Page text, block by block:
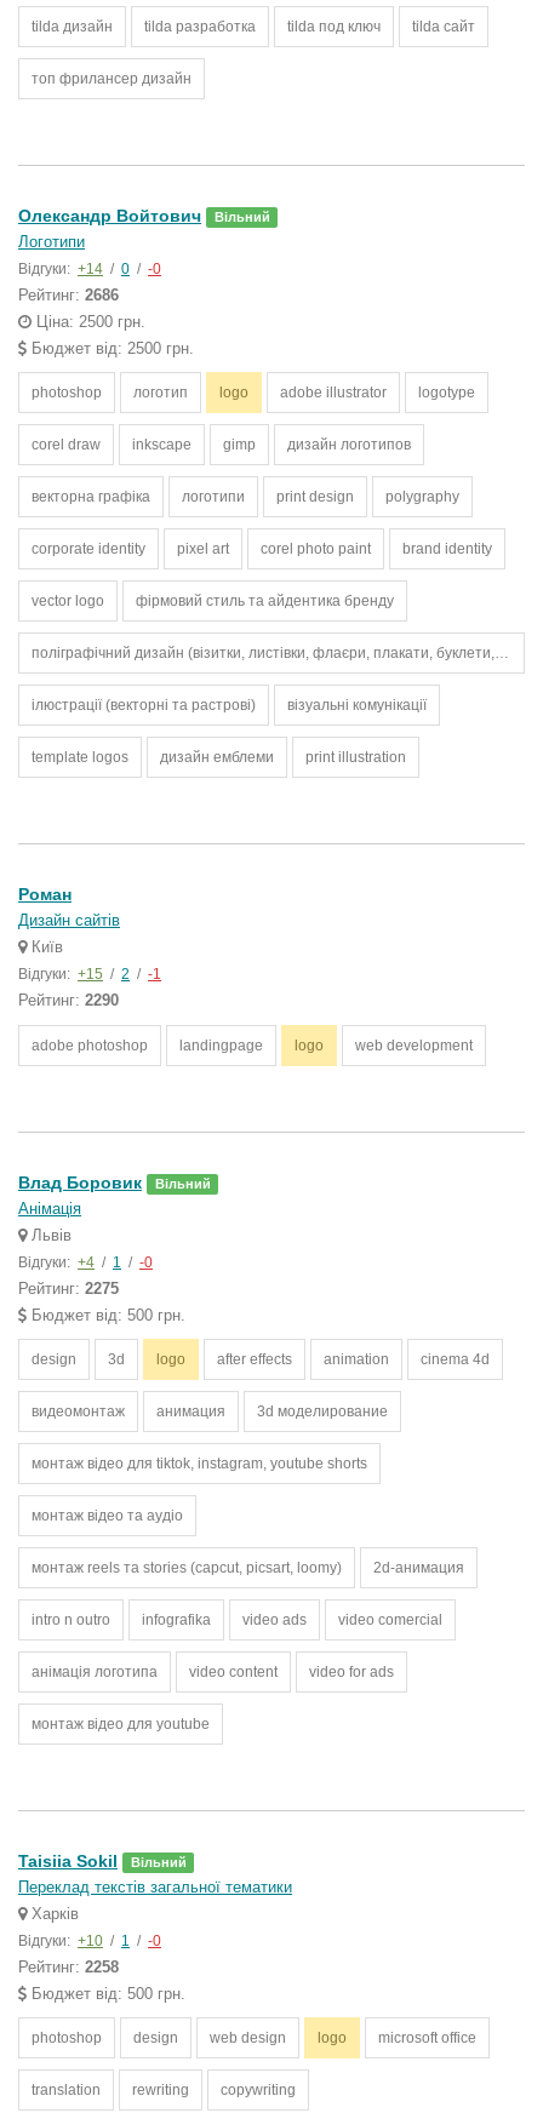
tilda дизайн tilda разработка tilda под ключ tilda сайт
топ фрилансер дизайн
Олександр Войтович Вільний
Логотипи
Відгуки: +14 / 0 / -0
Рейтинг: 2686
Ціна: 2500 грн.
Бюджет від: 2500 грн.
photoshop логотип logo adobe illustrator logotype
corel draw inkscape gimp дизайн логотипов
векторна графіка логотипи print design polygraphy
corporate identity pixel art corel photo paint brand identity
vector logo фірмовий стиль та айдентика бренду
поліграфічний дизайн (візитки, листівки, флаєри, плакати, буклети, афіші)
ілюстрації (векторні та растрові) візуальні комунікації
template logos дизайн емблеми print illustration
Роман
Дизайн сайтів
Київ
Відгуки: +15 / 2 / -1
Рейтинг: 2290
adobe photoshop landingpage logo web development
Влад Боровик Вільний
Анімація
Львів
Відгуки: +4 / 1 / -0
Рейтинг: 2275
Бюджет від: 500 грн.
design 3d logo after effects animation cinema 4d
видеомонтаж анимация 3d моделирование
монтаж відео для tiktok, instagram, youtube shorts
монтаж відео та аудіо
монтаж reels та stories (capcut, picsart, loomy) 2d-анимация
intro n outro infografika video ads video comercial
анімація логотипа video content video for ads
монтаж відео для youtube
Taisiia Sokil Вільний
Переклад текстів загальної тематики
Харків
Відгуки: +10 / 1 / -0
Рейтинг: 2258
Бюджет від: 500 грн.
photoshop design web design logo microsoft office
translation rewriting copywriting